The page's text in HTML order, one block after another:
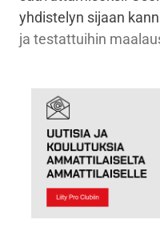
yhdistelyn sijaan
ja testattuihin